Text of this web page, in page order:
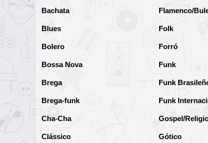
Bachata
Blues
Bolero
Bossa Nova
Brega
Brega-funk
Cha-Cha
Clássico
Flamenco/
Folk
Forró
Funk
Funk
Funk
Gospel/
Gótico